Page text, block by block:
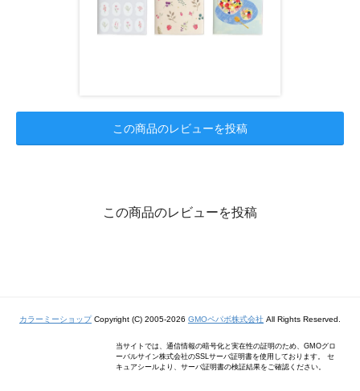
この商品のレビューを投稿
この商品のレビューを投稿
カラーミーショップCopyright (C) 2005-2026 GMOペパボ株式会社 All Rights Reserved.
当サイトでは、通信情報の暗号化と実在性の証明のため、GMOグロ
ーバルサイン株式会社のSSLサーバ証明書を使用しております。 セ
キュアシールより、サーバ証明書の検証結果をご確認ください。